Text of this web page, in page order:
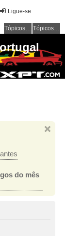
Ligue-se
Tópicos sem resposta Tópicos ativos
do mês